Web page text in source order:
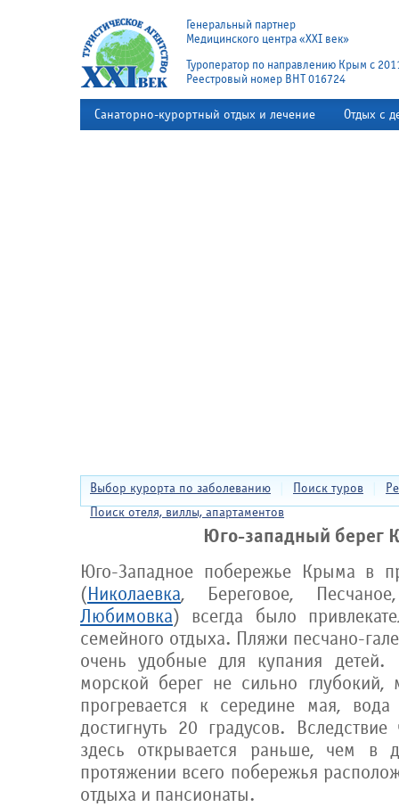
Генеральный партнер
Медицинского центра «XXI век»
Туроператор по направлению Крым с
Реестровый номер ВНТ 016724
Санаторно-курортный отдых и лечение Отдых с
Выбор курорта по заболеванию Поиск туров
Поиск отеля, виллы, апартаментов
Юго-западный берег
Юго-Западное побережье Крыма в
(Николаевка, Береговое,
Любимовка) всегда было
семейного отдыха. Пляжи песчано-
очень удобные для купания детей.
морской берег не сильно
прогревается к середине мая,
достигнуть 20 градусов.
здесь открывается раньше, чем в
протяжении всего побережья
отдыха и пансионаты.